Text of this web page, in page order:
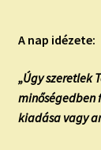
A nap idézete:
„Úgy szeretlek
minőségedben
kiadása vagy